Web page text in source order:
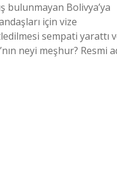
bulunmayan Bolivya’ya
için vize
sempati yarattı
neyi meşhur? Resmi